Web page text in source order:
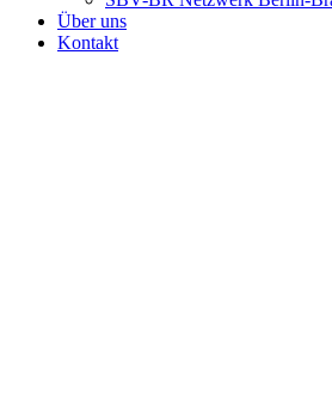
Über uns
Kontakt